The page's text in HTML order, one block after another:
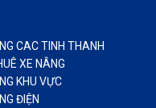
CAC TINH THANH
XE NÂNG
KHU VỰC
ĐIỆN